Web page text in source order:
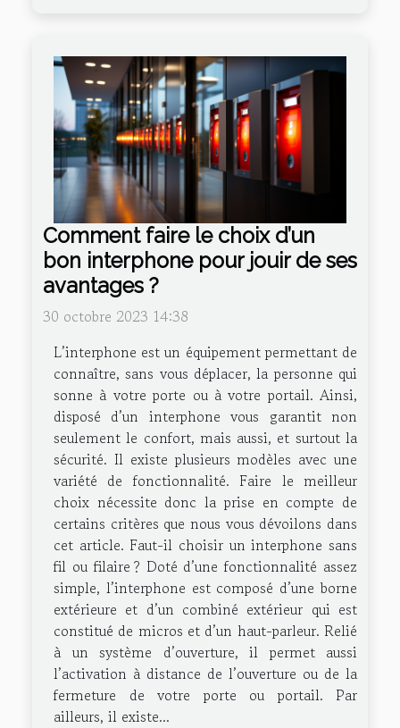
Comment faire le choix d’un
bon interphone pour jouir de ses
avantages ?
30 octobre 2023 14:38
L’interphone est un équipement permettant de
connaître, sans vous déplacer, la personne qui
sonne à votre porte ou à votre portail. Ainsi,
disposé d’un interphone vous garantit non
seulement le confort, mais aussi, et surtout la
sécurité. Il existe plusieurs modèles avec une
variété de fonctionnalité. Faire le meilleur
choix nécessite donc la prise en compte de
certains critères que nous vous dévoilons dans
cet article. Faut-il choisir un interphone sans
fil ou filaire ? Doté d’une fonctionnalité assez
simple, l’interphone est composé d’une borne
extérieure et d’un combiné extérieur qui est
constitué de micros et d’un haut-parleur. Relié
à un système d’ouverture, il permet aussi
l’activation à distance de l’ouverture ou de la
fermeture de votre porte ou portail. Par
ailleurs, il existe...